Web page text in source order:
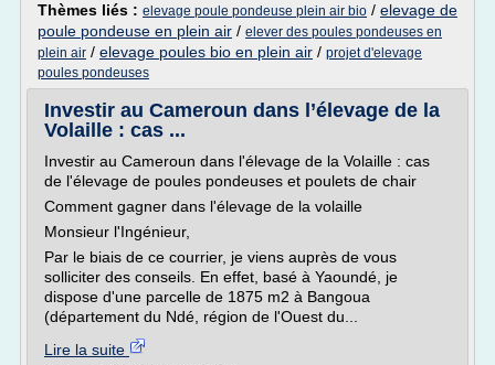
Thèmes liés : elevage poule pondeuse plein air bio / elevage de
poule pondeuse en plein air / elever des poules pondeuses en
plein air / elevage poules bio en plein air / projet d'elevage
poules pondeuses
Investir au Cameroun dans l’élevage de la
Volaille : cas ...
Investir au Cameroun dans l'élevage de la Volaille : cas
de l'élevage de poules pondeuses et poulets de chair
Comment gagner dans l'élevage de la volaille
Monsieur l'Ingénieur,
Par le biais de ce courrier, je viens auprès de vous
solliciter des conseils. En effet, basé à Yaoundé, je
dispose d'une parcelle de 1875 m2 à Bangoua
(département du Ndé, région de l'Ouest du...
Lire la suite